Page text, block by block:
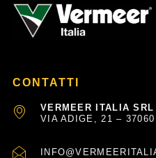
CONTATTI
VERMEER ITALIA SRL
VIA ADIGE, 21 –